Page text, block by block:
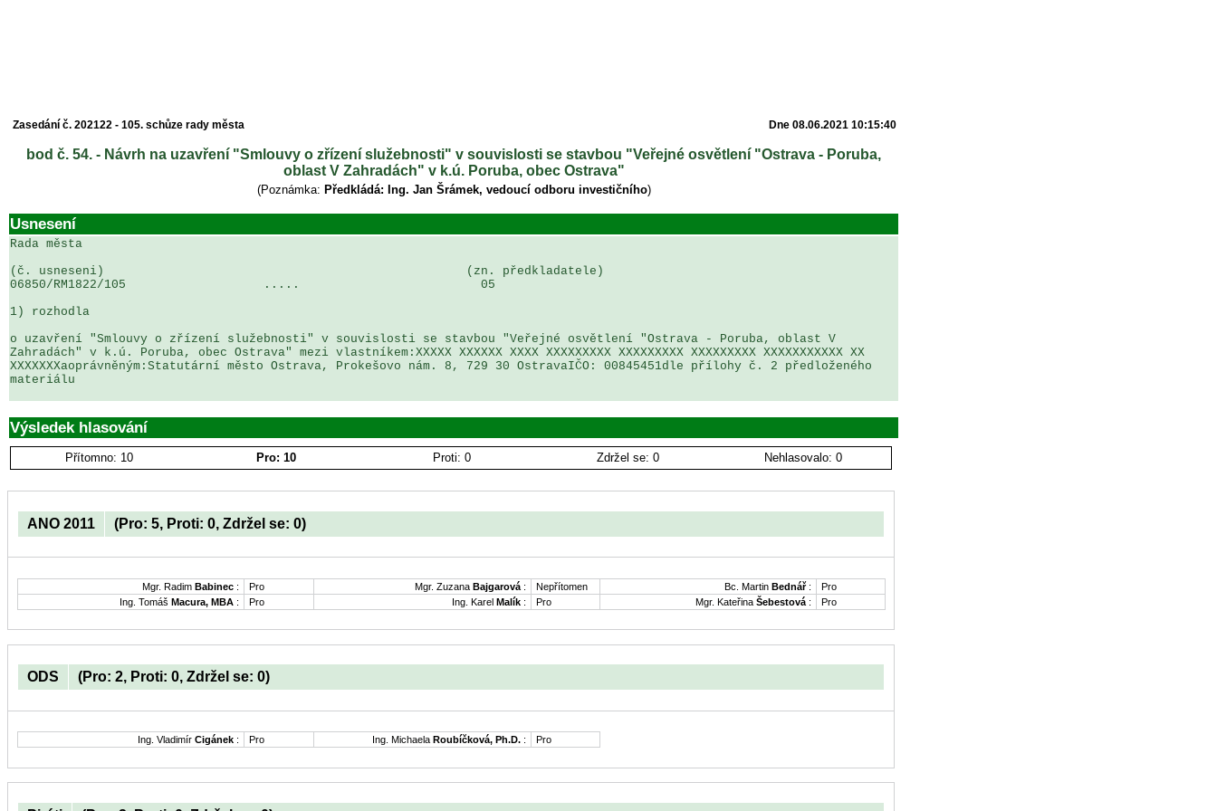
Zasedání č. 202122 - 105. schůze rady města Dne 08.06.2021 10:15:40
bod č. 54. - Návrh na uzavření "Smlouvy o zřízení služebnosti" v souvislosti se stavbou "Veřejné osvětlení "Ostrava - Poruba,
oblast V Zahradách" v k.ú. Poruba, obec Ostrava"
(Poznámka: Předkládá: Ing. Jan Šrámek, vedoucí odboru investičního)
Usnesení
Rada města
(č. usneseni)                                                  (zn. předkladatele)
06850/RM1822/105                   .....                         05
1) rozhodla
o uzavření "Smlouvy o zřízení služebnosti" v souvislosti se stavbou "Veřejné osvětlení "Ostrava - Poruba, oblast V
Zahradách" v k.ú. Poruba, obec Ostrava" mezi vlastníkem:XXXXX XXXXXX XXXX XXXXXXXXX XXXXXXXXX XXXXXXXXX XXXXXXXXXXX XX
XXXXXXXaoprávněným:Statutární město Ostrava, Prokešovo nám. 8, 729 30 OstravaIČO: 00845451dle přílohy č. 2 předloženého
materiálu
Výsledek hlasování
Přítomno: 10 Pro: 10 Proti: 0 Zdržel se: 0 Nehlasovalo: 0
ANO 2011 (Pro: 5, Proti: 0, Zdržel se: 0)
Mgr. Radim Babinec : Pro Mgr. Zuzana Bajgarová : Nepřítomen Bc. Martin Bednář:
Pro
Ing. Tomáš Macura, MBA : Pro Ing. Karel Malík : Pro Mgr. Kateřina Šebestová : Pro
ODS (Pro: 2, Proti: 0, Zdržel se: 0)
Ing. Vladimír Cigánek : Pro Ing. Michaela Roubíčková, Ph.D. : Pro